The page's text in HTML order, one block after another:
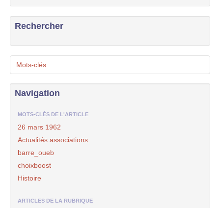
Rechercher
Mots-clés
Navigation
MOTS-CLÉS DE L'ARTICLE
26 mars 1962
Actualités associations
barre_oueb
choixboost
Histoire
ARTICLES DE LA RUBRIQUE